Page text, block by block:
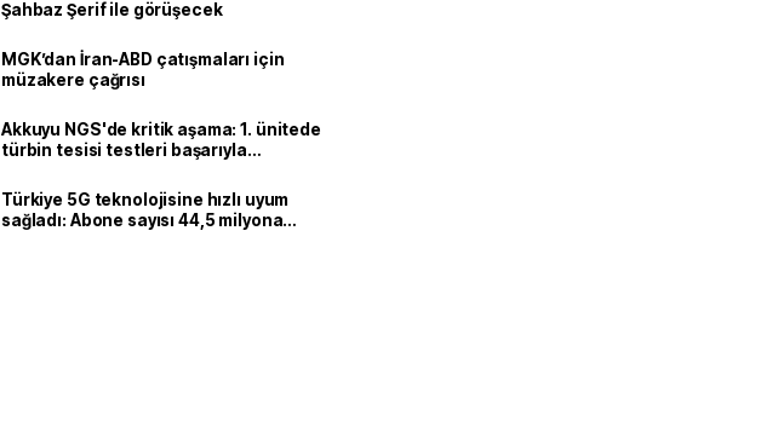
Şahbaz Şerif ile görüşecek
MGK’dan İran-ABD çatışmaları için
müzakere çağrısı
Akkuyu NGS'de kritik aşama: 1. ünitede
türbin tesisi testleri başarıyla
Türkiye 5G teknolojisine hızlı uyum
sağladı: Abone sayısı 44,5 milyona